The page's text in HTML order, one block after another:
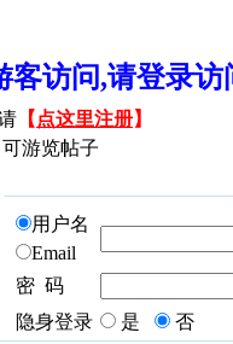
客访问,请登录
【 点这里注册】
游览帖子
用户名
Email
密 码
隐身登录
是 否